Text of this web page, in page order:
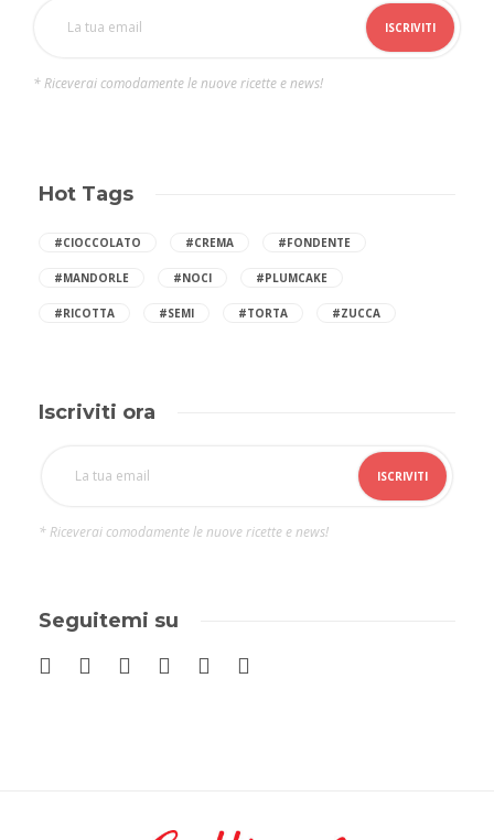
* Riceverai comodamente le nuove ricette e news!
Hot Tags
#CIOCCOLATO #CREMA #FONDENTE
#MANDORLE #NOCI #PLUMCAKE
#RICOTTA #SEMI #TORTA #ZUCCA
Iscriviti ora
* Riceverai comodamente le nuove ricette e news!
Seguitemi su